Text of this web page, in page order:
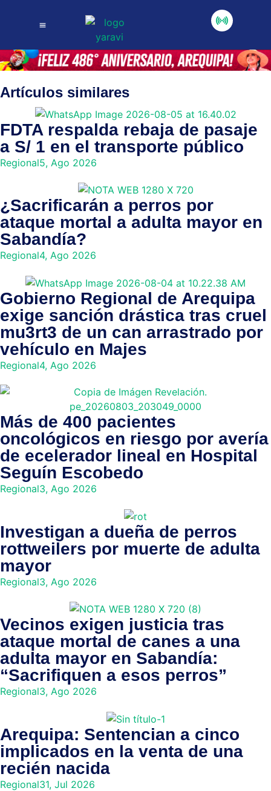
Artículos similares
FDTA respalda rebaja de pasaje
a S/ 1 en el transporte público
Regional5, Ago 2026
¿Sacrificarán a perros por
ataque mortal a adulta mayor en
Sabandía?
Regional4, Ago 2026
Gobierno Regional de Arequipa
exige sanción drástica tras cruel
mu3rt3 de un can arrastrado por
vehículo en Majes
Regional4, Ago 2026
Más de 400 pacientes
oncológicos en riesgo por avería
de ecelerador lineal en Hospital
Seguín Escobedo
Regional3, Ago 2026
Investigan a dueña de perros
rottweilers por muerte de adulta
mayor
Regional3, Ago 2026
Vecinos exigen justicia tras
ataque mortal de canes a una
adulta mayor en Sabandía:
“Sacrifiquen a esos perros”
Regional3, Ago 2026
Arequipa: Sentencian a cinco
implicados en la venta de una
recién nacida
Regional31, Jul 2026